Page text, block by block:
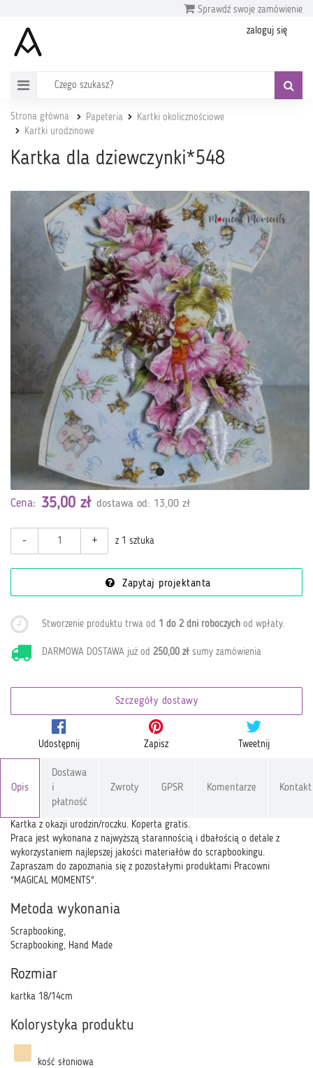
Sprawdź swoje zamówienie
zaloguj się
Strona główna Papeteria
Kartki okolicznościowe
Kartki urodzinowe
Kartka dla dziewczynki*548
Cena: 35,00 zł dostawa od: 13,00 zł
- + z 1 sztuka
Zapytaj projektanta
Stworzenie produktu trwa od 1 do 2 dni roboczych od wpłaty.
DARMOWA DOSTAWA już od250,00 zł sumy zamówienia
Szczegóły dostawy
Udostępnij Zapisz Tweetnij
Opis
Dostawa
i
płatność
Zwroty GPSR Komentarze Kontakt
Kartka z okazji urodzin/roczku. Koperta gratis.
Praca jest wykonana z najwyższą starannością i dbałością o detale z
wykorzystaniem najlepszej jakości materiałów do scrapbookingu.
Zapraszam do zapoznania się z pozostałymi produktami Pracowni
"MAGICAL MOMENTS".
Metoda wykonania
Scrapbooking,
Scrapbooking, Hand Made
Rozmiar
kartka 18/14cm
Kolorystyka produktu
kość słoniowa